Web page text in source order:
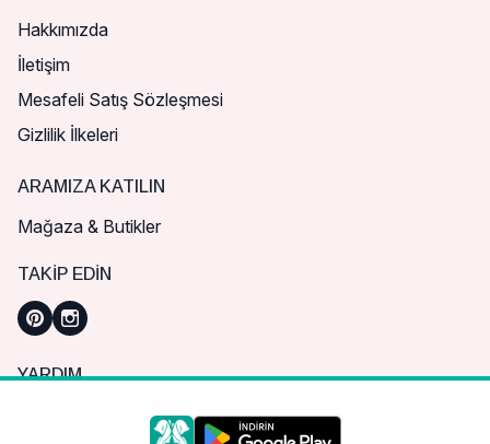
Hakkımızda
İletişim
Mesafeli Satış Sözleşmesi
Gizlilik İlkeleri
ARAMIZA KATILIN
Mağaza & Butikler
TAKIP EDIN
YARDIM
Sık Sorulan Sorular